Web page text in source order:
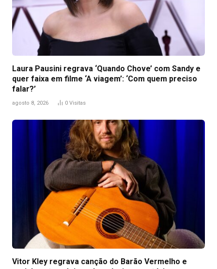
Laura Pausini regrava ‘Quando Chove’ com Sandy e
quer faixa em filme ‘A viagem’: ‘Com quem preciso
falar?’
agosto 8, 2026 0 Visitas
Vitor Kley regrava canção do Barão Vermelho e